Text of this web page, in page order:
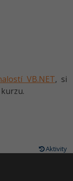
VB.NET, si
Aktivity